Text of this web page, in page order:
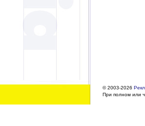
© 2003-2026
При полном или